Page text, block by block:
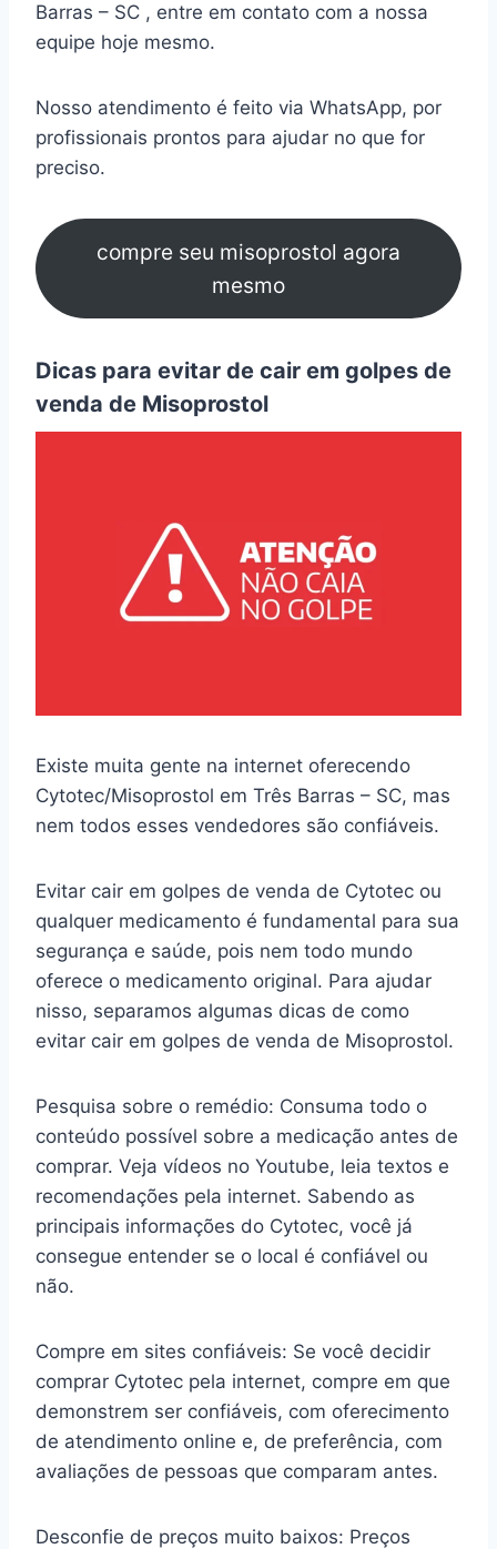
Barras – SC , entre em contato com a nossa
equipe hoje mesmo.
Nosso atendimento é feito via WhatsApp, por
profissionais prontos para ajudar no que for
preciso.
compre seu misoprostol agora
mesmo
Dicas para evitar de cair em golpes de
venda de Misoprostol
Existe muita gente na internet oferecendo
Cytotec/Misoprostol em Três Barras – SC, mas
nem todos esses vendedores são confiáveis.
Evitar cair em golpes de venda de Cytotec ou
qualquer medicamento é fundamental para sua
segurança e saúde, pois nem todo mundo
oferece o medicamento original. Para ajudar
nisso, separamos algumas dicas de como
evitar cair em golpes de venda de Misoprostol.
Pesquisa sobre o remédio: Consuma todo o
conteúdo possível sobre a medicação antes de
comprar. Veja vídeos no Youtube, leia textos e
recomendações pela internet. Sabendo as
principais informações do Cytotec, você já
consegue entender se o local é confiável ou
não.
Compre em sites confiáveis: Se você decidir
comprar Cytotec pela internet, compre em que
demonstrem ser confiáveis, com oferecimento
de atendimento online e, de preferência, com
avaliações de pessoas que comparam antes.
Desconfie de preços muito baixos: Preços